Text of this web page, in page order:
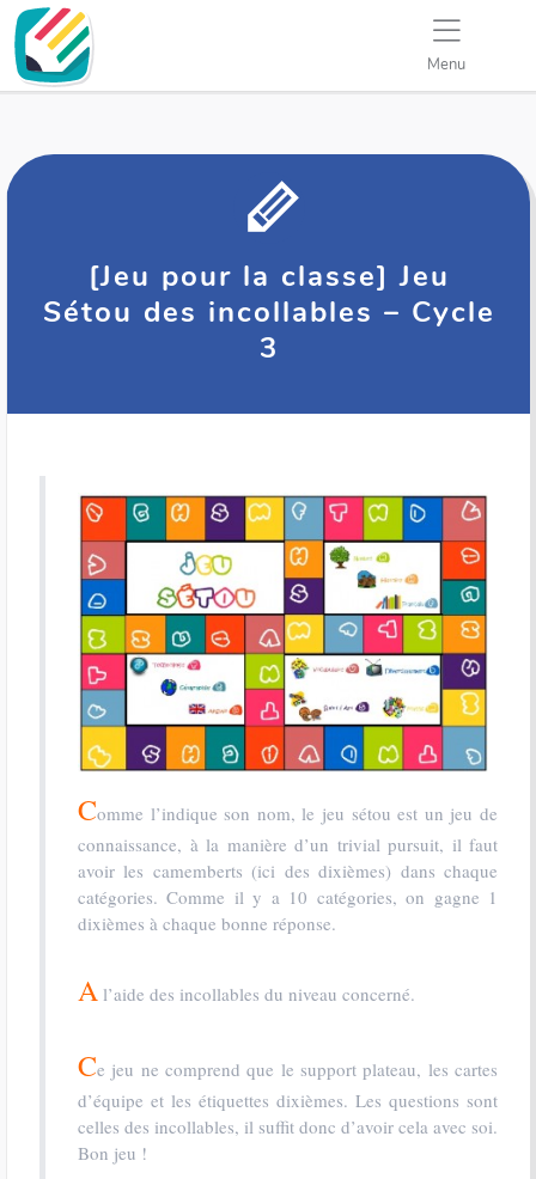
Menu
[Jeu pour la classe] Jeu
Sétou des incollables – Cycle
3
Comme l’indique son nom, le jeu sétou est un jeu de
connaissance, à la manière d’un trivial pursuit, il faut
avoir les camemberts (ici des dixièmes) dans chaque
catégories. Comme il y a 10 catégories, on gagne 1
dixièmes à chaque bonne réponse.
A l’aide des incollables du niveau concerné.
Ce jeu ne comprend que le support plateau, les cartes
d’équipe et les étiquettes dixièmes. Les questions sont
celles des incollables, il suffit donc d’avoir cela avec soi.
Bon jeu !